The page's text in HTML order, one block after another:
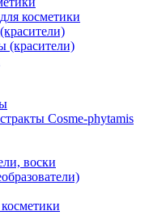
косметики
(красители)
Cosme-phytamis
воски